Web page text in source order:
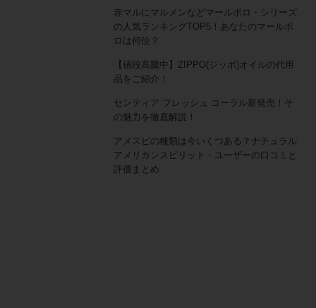
赤マルにマルメンなどマールボロ・シリーズ
の人気ランキングTOP5！あなたのマールボ
ロは何位？
【値段高騰中】ZIPPO(ジッポ)オイルの代用
品をご紹介！
センティア フレッシュ コーラル新発売！そ
の魅力を徹底解説！
アメスピの種類は今いくつある？ナチュラル
アメリカンスピリット・ユーザーの口コミと
評価まとめ